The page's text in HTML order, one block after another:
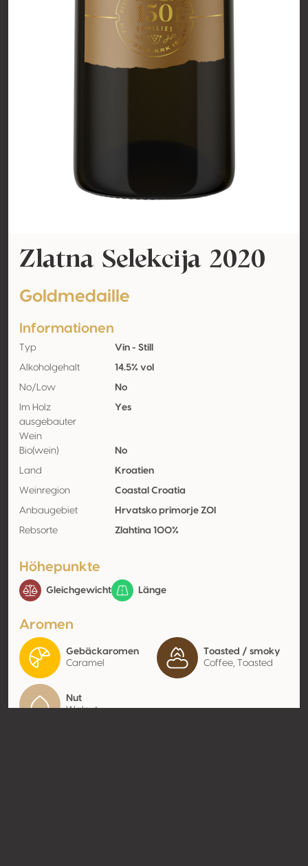
Zlatna Selekcija 2020
Goldmedaille
Informationen
Typ Vin - Still
Alkoholgehalt 14.5% vol
No/Low No
Im Holz
ausgebauter
Wein
Yes
Bio(wein) No
Land Kroatien
Weinregion Coastal Croatia
Anbaugebiet Hrvatsko primorje ZOI
Rebsorte Zlahtina 100%
Höhepunkte
Gleichgewicht Länge
Aromen
Gebäckaromen
Caramel
Toasted / smoky
Coffee, Toasted
Nut
Walnut